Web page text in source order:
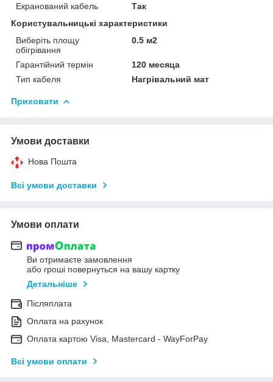
Екранований кабель
Так
Користувальницькі характеристики
Виберіть площу
обігрівання
0.5 м2
Гарантійний термін
120 месяца
Тип кабеля
Нагрівальний мат
Приховати
Умови доставки
Нова Пошта
Всі умови доставки
Умови оплати
Ви отримаєте замовлення
або гроші повернуться на вашу картку
Детальніше
Післяплата
Оплата на рахунок
Оплата картою Visa, Mastercard - WayForPay
Всі умови оплати